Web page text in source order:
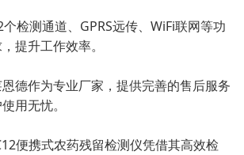
测通道、GPRS远传、WiFi联网等功
提升工作效率。
作为专业厂家，提供完善的售后服务
用无忧。
携式农药残留检测仪凭借其高效检